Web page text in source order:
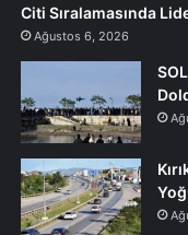
Citi Sıralamasında
Ağustos 6, 2026